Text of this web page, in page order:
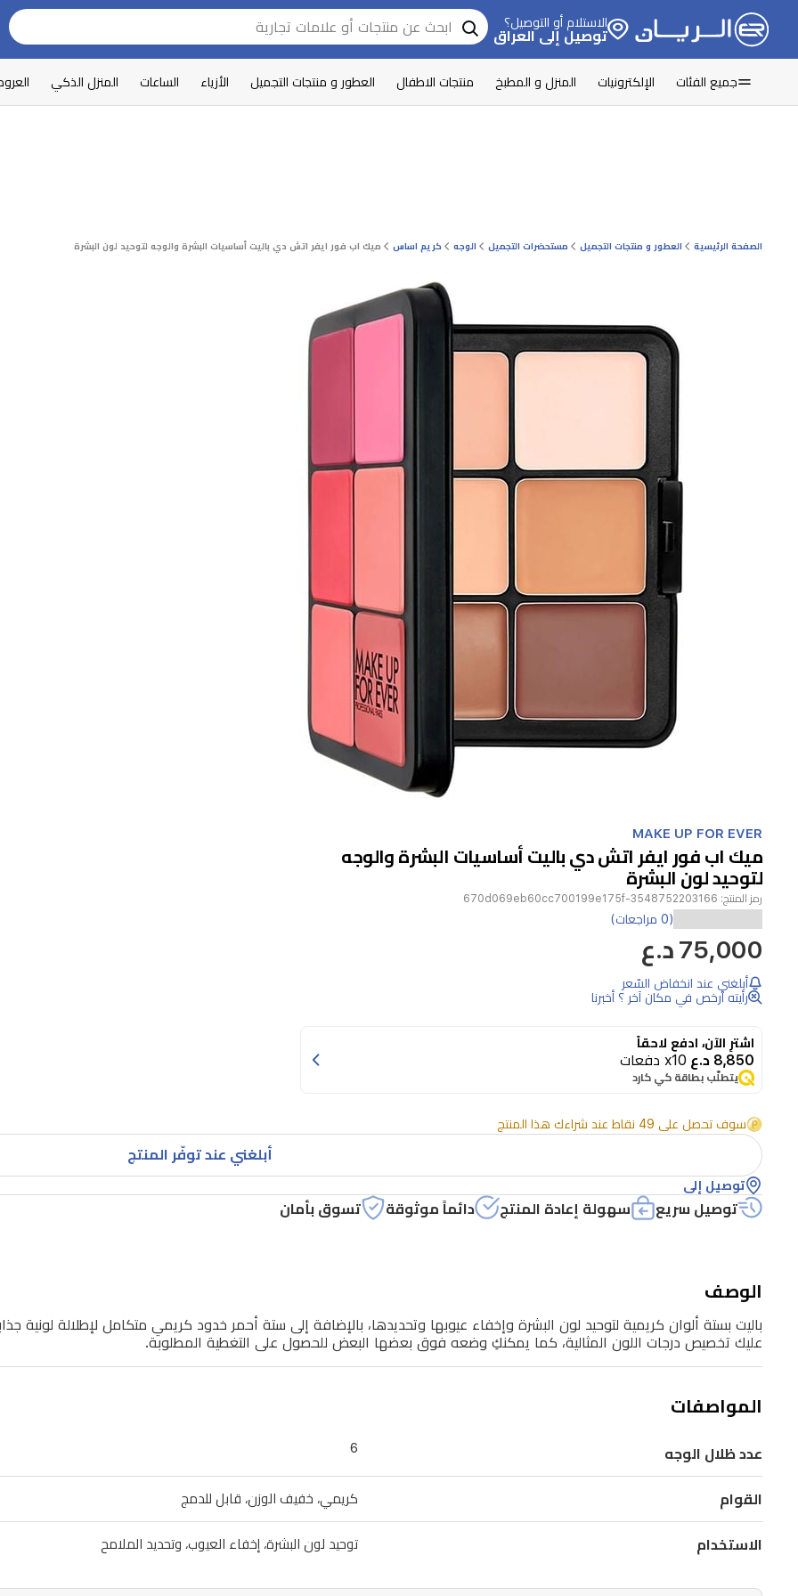
الاستلام أو التوصيل؟
توصيل إلى العراق
جميع الفئات الإلكترونيات المنزل و المطبخ منتجات الاطفال العطور و منتجات التجميل الأزياء الساعات المنزل الذكي
الصفحة الرئيسية العطور و منتجات التجميل مستحضرات التجميل الوجه كريم اساس ميك اب فور ايفر اتش دي باليت أساسيات البشرة والوجه لتوحيد لون البشرة
1
1
MAKE UP FOR EVER
ميك اب فور ايفر اتش دي باليت أساسيات البشرة والوجه
لتوحيد لون البشرة
رمز المنتج: 3548752203166-670d069eb60cc700199e175f
بستة
ألوان
كريمية
لون
البشرة
عيوبها
وتحديدها،
بالإضافة
إلى
خدود
كريمي
متكامل
لإطلالة
لونية
تدوم
طويلًا،
يمتاز
بسهولة
(0 مراجعات)
75,000 د.ع
أبلغني عند انخفاض السّعر
رأيته أرخص في مكان آخر ؟ أخبرنا
اشترِ الآن، ادفع لاحقاً
8,850 د.ع x10 دفعات
يتطلّب بطاقة كي كارد
سوف تحصل على 49 نقاط عند شراءك هذا المنتج
أبلغني عند توفّر المنتج
توصيل إلى
توصيل سريع سهولة إعادة المنتج دائماً موثوقة تسوق بأمان
الوصف
باليت بستة ألوان كريمية لتوحيد لون البشرة وإخفاء عيوبها وتحديدها، بالإضافة إلى ستة أحمر خدود كريمي متكامل لإطلالة لونية
عليك تخصيص درجات اللون المثالية، كما يمكنكِ وضعه فوق بعضها البعض للحصول على التغطية المطلوبة.
المواصفات
عدد ظلال الوجه 6
القوام كريمي، خفيف الوزن، قابل للدمج
الاستخدام توحيد لون البشرة، إخفاء العيوب، وتحديد الملامح